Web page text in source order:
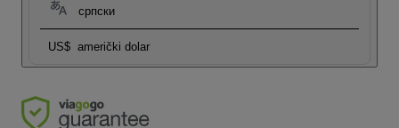
српски
US$ američki dolar